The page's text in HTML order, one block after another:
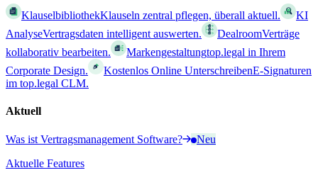
KlauselbibliothekKlauseln zentral pflegen, überall aktuell.
KI
AnalyseVertragsdaten intelligent auswerten. DealroomVerträge
kollaborativ bearbeiten.
Markengestaltungtop.legal in Ihrem
Corporate Design.
Kostenlos Online UnterschreibenE-Signaturen
im top.legal CLM.
Aktuell
Was ist Vertragsmanagement Software?
Neu
Aktuelle Features